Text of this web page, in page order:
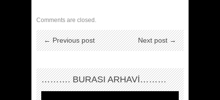
Comments are closed.
← Previous post Next post →
………. BURASI ARHAVİ………